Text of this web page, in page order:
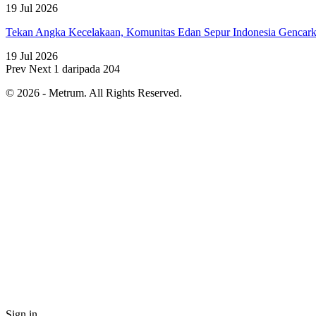
19 Jul 2026
Tekan Angka Kecelakaan, Komunitas Edan Sepur Indonesia
19 Jul 2026
Prev Next 1 daripada 204
© 2026 - Metrum. All Rights Reserved.